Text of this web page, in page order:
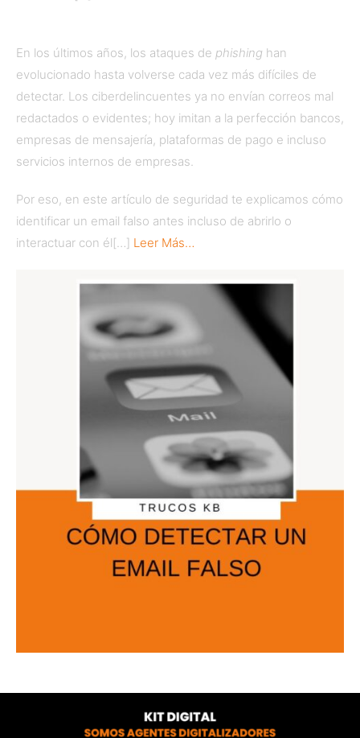
En los últimos años, los ataques de phishing han
evolucionado hasta volverse cada vez más difíciles de
detectar. Los ciberdelincuentes ya no envían correos mal
redactados o evidentes; hoy imitan a la perfección bancos,
empresas de mensajería, plataformas de pago e incluso
servicios internos de empresas.
Por eso, en este artículo de seguridad te explicamos cómo
identificar un email falso antes incluso de abrirlo o
interactuar con él[…] Leer Más…